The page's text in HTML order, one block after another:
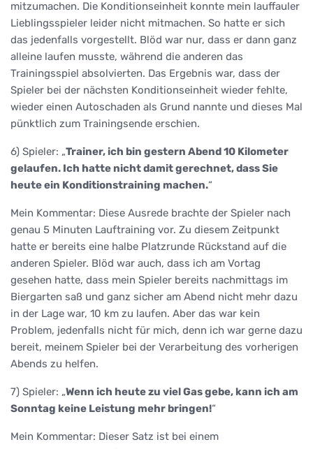
mitzumachen. Die Konditionseinheit konnte mein lauffauler
Lieblingsspieler leider nicht mitmachen. So hatte er sich
das jedenfalls vorgestellt. Blöd war nur, dass er dann ganz
alleine laufen musste, während die anderen das
Trainingsspiel absolvierten. Das Ergebnis war, dass der
Spieler bei der nächsten Konditionseinheit wieder fehlte,
wieder einen Autoschaden als Grund nannte und dieses Mal
pünktlich zum Trainingsende erschien.
6) Spieler: „Trainer, ich bin gestern Abend 10 Kilometer
gelaufen. Ich hatte nicht damit gerechnet, dass Sie
heute ein Konditionstraining machen.“
Mein Kommentar: Diese Ausrede brachte der Spieler nach
genau 5 Minuten Lauftraining vor. Zu diesem Zeitpunkt
hatte er bereits eine halbe Platzrunde Rückstand auf die
anderen Spieler. Blöd war auch, dass ich am Vortag
gesehen hatte, dass mein Spieler bereits nachmittags im
Biergarten saß und ganz sicher am Abend nicht mehr dazu
in der Lage war, 10 km zu laufen. Aber das war kein
Problem, jedenfalls nicht für mich, denn ich war gerne dazu
bereit, meinem Spieler bei der Verarbeitung des vorherigen
Abends zu helfen.
7) Spieler: „Wenn ich heute zu viel Gas gebe, kann ich am
Sonntag keine Leistung mehr bringen!“
Mein Kommentar: Dieser Satz ist bei einem